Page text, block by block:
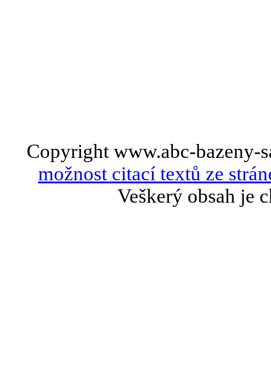
Copyright www.abc-bazeny-
možnost citací textů ze
Veškerý obsah je